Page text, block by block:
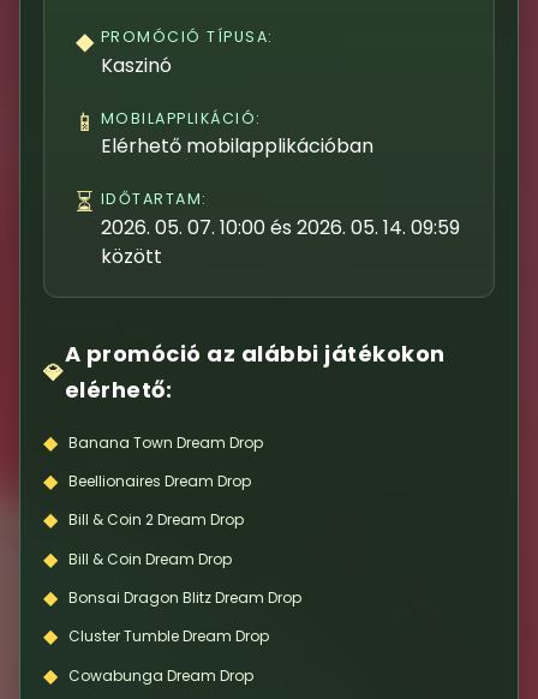
◆ PROMÓCIÓ TÍPUSA:
Kaszinó
📱 MOBILAPPLIKÁCIÓ:
Elérhető mobilapplikációban
⏳ IDŐTARTAM:
2026. 05. 07. 10:00 és 2026. 05. 14. 09:59
között
💎
A promóció az alábbi játékokon
elérhető:
◆ Banana Town Dream Drop
◆ Beellionaires Dream Drop
◆ Bill & Coin 2 Dream Drop
◆ Bill & Coin Dream Drop
◆ Bonsai Dragon Blitz Dream Drop
◆ Cluster Tumble Dream Drop
◆ Cowabunga Dream Drop